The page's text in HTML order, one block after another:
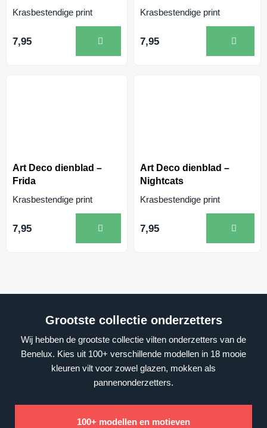
Krasbestendige print
7,95
Krasbestendige print
7,95
Art Deco dienblad –
Frida
Krasbestendige print
7,95
Art Deco dienblad –
Nightcats
Krasbestendige print
7,95
Grootste collectie onderzetters
Wij hebben de grootste collectie vilten onderzetters van de
Benelux. Kies uit 100+ verschillende modellen in 18 mooie
kleuren vilt voor zowel glazen, mokken als
pannenonderzetters.
100+ modellen en motieven